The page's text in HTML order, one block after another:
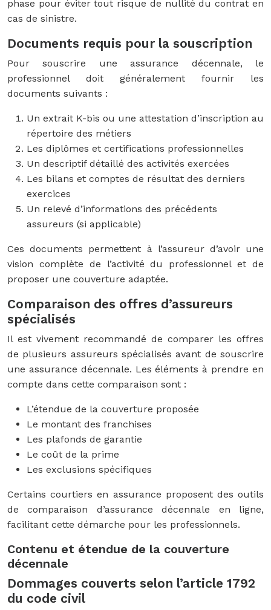
phase pour éviter tout risque de nullité du contrat en
cas de sinistre.
Documents requis pour la souscription
Pour souscrire une assurance décennale, le
professionnel doit généralement fournir les
documents suivants :
Un extrait K-bis ou une attestation d’inscription au
répertoire des métiers
Les diplômes et certifications professionnelles
Un descriptif détaillé des activités exercées
Les bilans et comptes de résultat des derniers
exercices
Un relevé d’informations des précédents
assureurs (si applicable)
Ces documents permettent à l’assureur d’avoir une
vision complète de l’activité du professionnel et de
proposer une couverture adaptée.
Comparaison des offres d’assureurs
spécialisés
Il est vivement recommandé de comparer les offres
de plusieurs assureurs spécialisés avant de souscrire
une assurance décennale. Les éléments à prendre en
compte dans cette comparaison sont :
L’étendue de la couverture proposée
Le montant des franchises
Les plafonds de garantie
Le coût de la prime
Les exclusions spécifiques
Certains courtiers en assurance proposent des outils
de comparaison d’assurance décennale en ligne,
facilitant cette démarche pour les professionnels.
Contenu et étendue de la couverture
décennale
Dommages couverts selon l’article 1792
du code civil